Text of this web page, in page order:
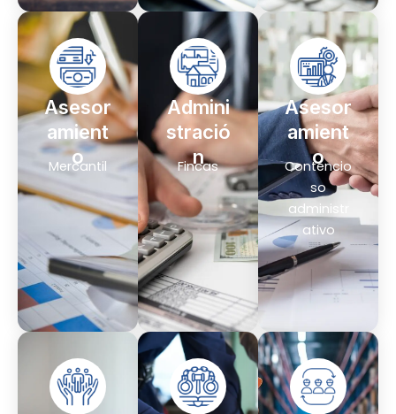
Asesor
amient
o
Mercantil
Admini
stració
n
Fincas
Asesor
amient
o
Contencio
so
administr
ativo